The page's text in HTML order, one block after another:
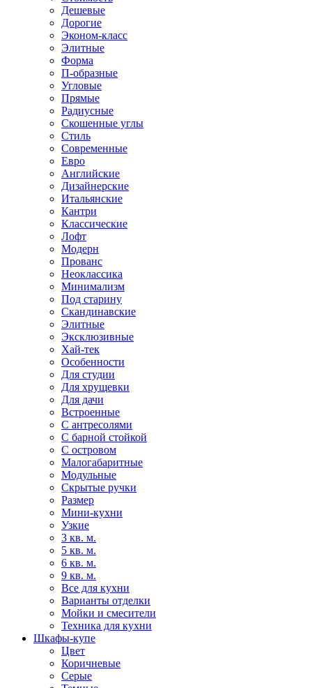
Дешевые
Дорогие
Эконом-класс
Элитные
Форма
П-образные
Угловые
Прямые
Радиусные
Скошенные углы
Стиль
Современные
Евро
Английские
Дизайнерские
Итальянские
Кантри
Классические
Лофт
Модерн
Прованс
Неоклассика
Минимализм
Под старину
Скандинавские
Элитные
Эксклюзивные
Хай-тек
Особенности
Для студии
Для хрущевки
Для дачи
Встроенные
С антресолями
С барной стойкой
С островом
Малогабаритные
Модульные
Скрытые ручки
Размер
Мини-кухни
Узкие
3 кв. м.
5 кв. м.
6 кв. м.
9 кв. м.
Все для кухни
Варианты отделки
Мойки и смесители
Техника для кухни
Шкафы-купе
Цвет
Коричневые
Серые